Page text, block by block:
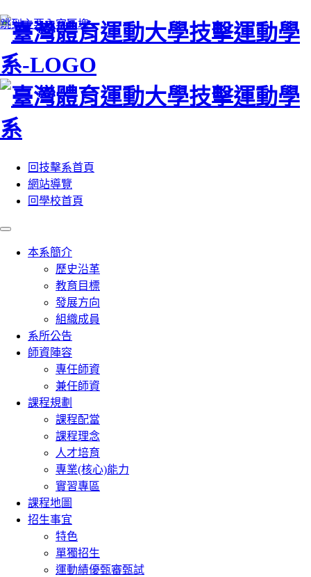
跳到主要內容區塊
:::
回技擊系首頁
網站導覽
回學校首頁
本系簡介
歷史沿革
教育目標
發展方向
組織成員
系所公告
師資陣容
專任師資
兼任師資
課程規劃
課程配當
課程理念
人才培育
專業(核心)能力
實習專區
課程地圖
招生事宜
特色
單獨招生
運動績優甄審甄試